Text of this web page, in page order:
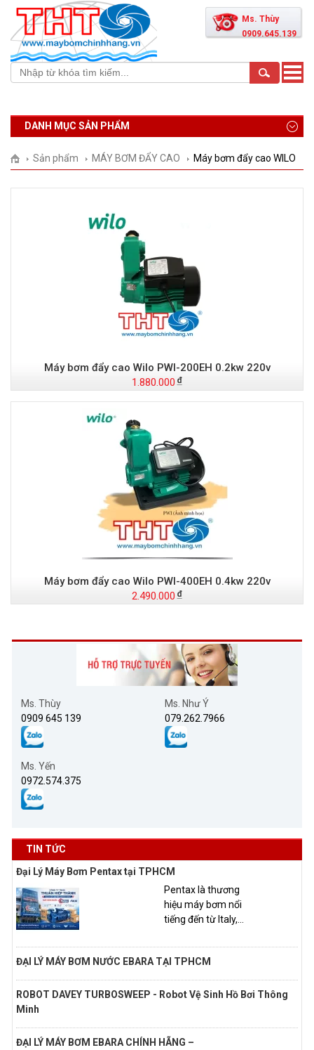
Ms. Thùy
0909.645.139
Toggle
DANH MỤC SẢN PHẨM
Sản phẩm MÁY BƠM ĐẨY CAO Máy bơm đẩy cao WILO
Máy bơm đẩy cao Wilo PWI-200EH 0.2kw 220v
1.880.000
Máy bơm đẩy cao Wilo PWI-400EH 0.4kw 220v
2.490.000
Ms. Thùy
0909 645 139
Ms. Như Ý
079.262.7966
Ms. Yến
0972.574.375
TIN TỨC
Đại Lý Máy Bơm Pentax tại TPHCM
Pentax là thương
hiệu máy bơm nổi
tiếng đến từ Italy,...
ĐẠI LÝ MÁY BƠM NƯỚC EBARA TẠI TPHCM
ROBOT DAVEY TURBOSWEEP - Robot Vệ Sinh Hồ Bơi Thông
Minh
ĐẠI LÝ MÁY BƠM EBARA CHÍNH HÃNG –